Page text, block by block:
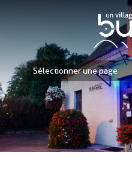
Sélectionner une page